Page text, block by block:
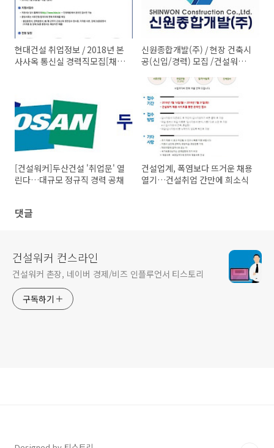
현대건설 취업정보 / 2018년 본
사사옥 통신실 경력직모집[채용
신원종합개발(주) / 현장 건축시
공(신입/경력) 모집 /건설워커
[건설워커]두산건설 '취업문' 열
린다…대규모 정규직 경력 공채
건설업계, 폭염보다 뜨거운 채용
열기…건설취업 간만에 희소식
댓글
건설워커 컨스라인
건설워커 촌장, 네이버 경제/비즈 인플루언서 티스토리
구독하기